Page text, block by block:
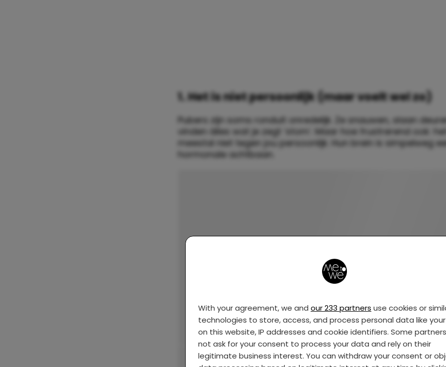
With your agreement, we and our 233 partners use cookies or
technologies to store, access, and process personal data like
on this website, IP addresses and cookie identifiers. Some
not ask for your consent to process your data and rely on their
legitimate business interest. You can withdraw your consent or
1. Het is niet persoonlijk (maar voelt wel zo)
Pubers zijn soms ronduit onredelijk. Ze snauwen, slaan
vinden álles wat je zegt ‘stom’. Maar hoe frustrerend ook:
meestal niet tegen jou persoonlijk. Hun brein is simpelweg
hormonale achtbaan.